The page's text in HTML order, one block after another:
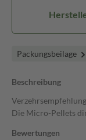
Packungsbeilage
Beschreibung
Die Micro-Pellets
Bewertungen